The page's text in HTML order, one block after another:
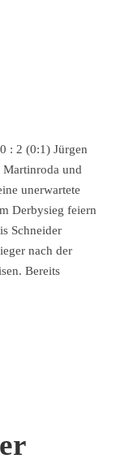
: 2 (0:1) Jürgen
und
unerwartete
Derbysieg feiern
Schneider
nach der
Bereits